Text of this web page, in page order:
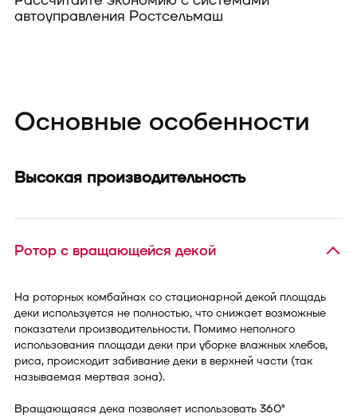
автоуправления Ростсельмаш
Основные особенности
Высокая производительность
Ротор с вращающейся декой
На роторных комбайнах со стационарной декой площадь
деки используется не полностью, что снижает возможные
показатели производительности. Помимо неполного
использования площади деки при уборке влажных хлебов,
риса, происходит забивание деки в верхней части (так
называемая мертвая зона).
Вращающаяся дека позволяет использовать 360°